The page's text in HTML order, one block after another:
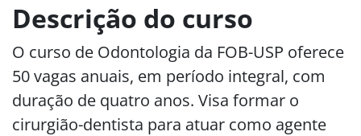
Descrição do curso
O curso de Odontologia da FOB-USP oferece
50 vagas anuais, em período integral, com
duração de quatro anos. Visa formar o
cirurgião-dentista para atuar como agente